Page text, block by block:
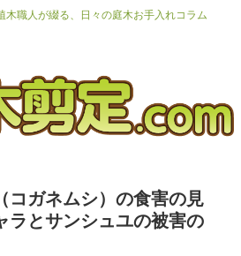
木職人が綴る、日々の庭木お手入れコラム
コガネムシ）の食害の見
ラとサンシュユの被害の